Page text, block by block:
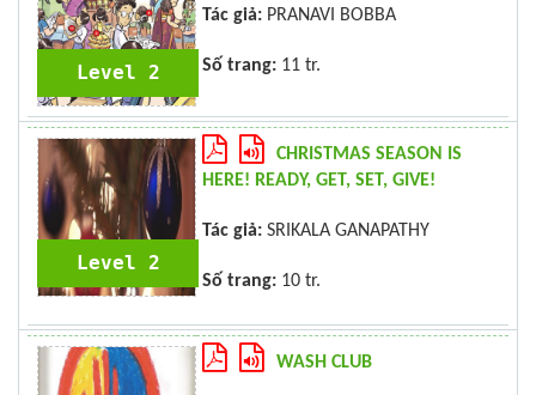
Level 2
Tác giả: PRANAVI BOBBA
Số trang: 11 tr.
Level 2
CHRISTMAS SEASON IS
HERE! READY, GET, SET, GIVE!
Tác giả: SRIKALA GANAPATHY
Số trang: 10 tr.
WASH CLUB